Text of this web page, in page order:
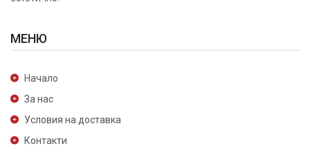
МЕНЮ
Начало
За нас
Условия на доставка
Контакти